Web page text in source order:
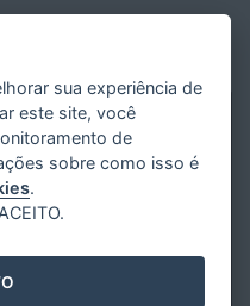
sua experiência de
este site, você
de
sobre como isso é
.